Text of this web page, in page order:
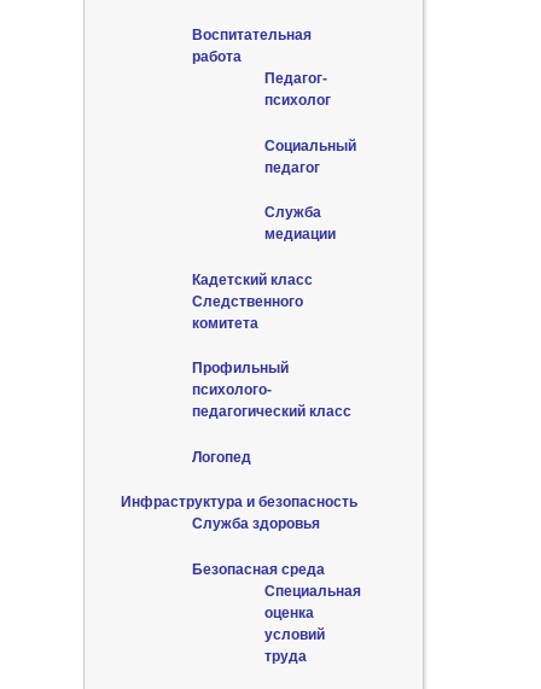
Воспитательная
работа
Педагог-
психолог
Социальный
педагог
Служба
медиации
Кадетский класс
Следственного
комитета
Профильный
психолого-
педагогический класс
Логопед
Инфраструктура и безопасность
Служба здоровья
Безопасная среда
Специальная
оценка
условий
труда